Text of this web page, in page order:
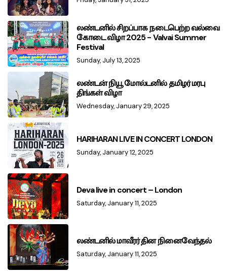
லண்டனில் சிறப்பாக நடைபெற்ற வல்வை
கோடை விழா 2025 - Valvai Summer
Festival
Sunday, July 13, 2025
லண்டன் நியூ மோல்டனில் தமிழர் மரபு
திங்கள் விழா
Wednesday, January 29, 2025
HARIHARAN LIVE IN CONCERT LONDON
Sunday, January 12, 2025
Deva live in concert – London
Saturday, January 11, 2025
லண்டனில் மாவீரர் தின நினைவேந்தல்
Saturday, January 11, 2025